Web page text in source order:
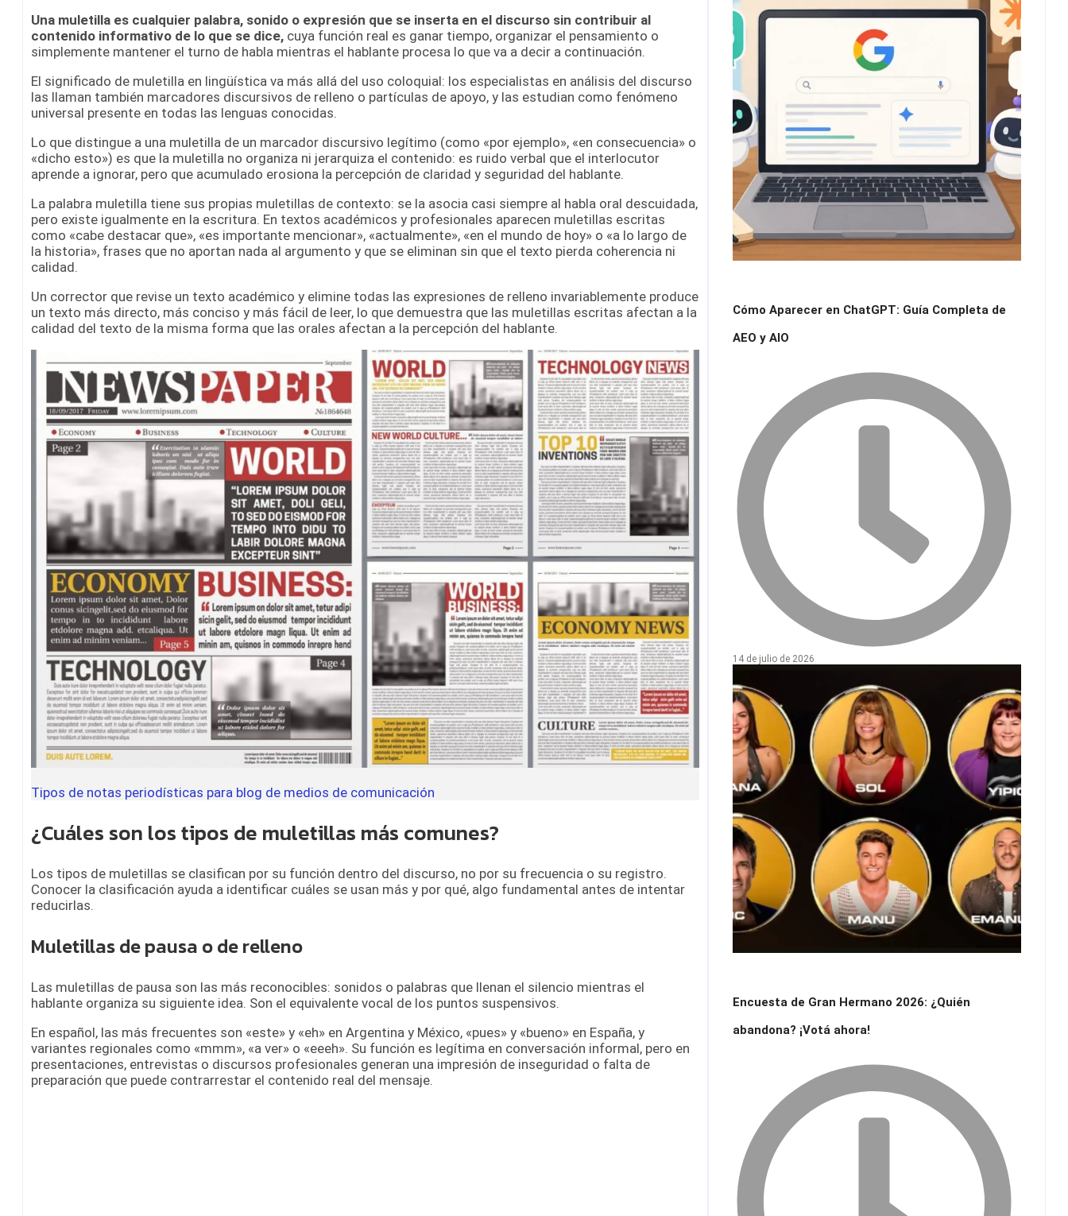
Una muletilla es cualquier palabra, sonido o expresión que se inserta en el discurso sin contribuir al
contenido informativo de lo que se dice, cuya función real es ganar tiempo, organizar el pensamiento o
simplemente mantener el turno de habla mientras el hablante procesa lo que va a decir a continuación.
El significado de muletilla en lingüística va más allá del uso coloquial: los especialistas en análisis del discurso
las llaman también marcadores discursivos de relleno o partículas de apoyo, y las estudian como fenómeno
universal presente en todas las lenguas conocidas.
Lo que distingue a una muletilla de un marcador discursivo legítimo (como «por ejemplo», «en consecuencia» o
«dicho esto») es que la muletilla no organiza ni jerarquiza el contenido: es ruido verbal que el interlocutor
aprende a ignorar, pero que acumulado erosiona la percepción de claridad y seguridad del hablante.
La palabra muletilla tiene sus propias muletillas de contexto: se la asocia casi siempre al habla oral descuidada,
pero existe igualmente en la escritura. En textos académicos y profesionales aparecen muletillas escritas
como «cabe destacar que», «es importante mencionar», «actualmente», «en el mundo de hoy» o «a lo largo de
la historia», frases que no aportan nada al argumento y que se eliminan sin que el texto pierda coherencia ni
calidad.
Un corrector que revise un texto académico y elimine todas las expresiones de relleno invariablemente produce
un texto más directo, más conciso y más fácil de leer, lo que demuestra que las muletillas escritas afectan a la
calidad del texto de la misma forma que las orales afectan a la percepción del hablante.
Tipos de notas periodísticas para blog de medios de comunicación
¿Cuáles son los tipos de muletillas más comunes?
Los tipos de muletillas se clasifican por su función dentro del discurso, no por su frecuencia o su registro.
Conocer la clasificación ayuda a identificar cuáles se usan más y por qué, algo fundamental antes de intentar
reducirlas.
Muletillas de pausa o de relleno
Las muletillas de pausa son las más reconocibles: sonidos o palabras que llenan el silencio mientras el
hablante organiza su siguiente idea. Son el equivalente vocal de los puntos suspensivos.
En español, las más frecuentes son «este» y «eh» en Argentina y México, «pues» y «bueno» en España, y
variantes regionales como «mmm», «a ver» o «eeeh». Su función es legítima en conversación informal, pero en
presentaciones, entrevistas o discursos profesionales generan una impresión de inseguridad o falta de
preparación que puede contrarrestar el contenido real del mensaje.
Cómo Aparecer en ChatGPT: Guía Completa de
AEO y AIO
14 de julio de 2026
Encuesta de Gran Hermano 2026: ¿Quién
abandona? ¡Votá ahora!